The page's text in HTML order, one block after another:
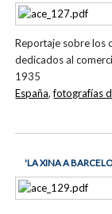
Reportaje sobre los
dedicados al
1935
España,fotografías
'LA XINA A